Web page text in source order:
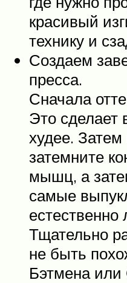
красивый
технику и
Создаем
пресса.
Сначала
Это сделает
худее. Затем
затемните
мышц, а
самые
естественно
Тщательно
не быть
Бэтмена